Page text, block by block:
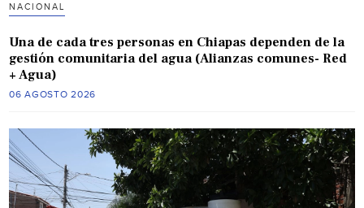
NACIONAL
Una de cada tres personas en Chiapas dependen de la
gestión comunitaria del agua (Alianzas comunes- Red
+ Agua)
06 AGOSTO 2026